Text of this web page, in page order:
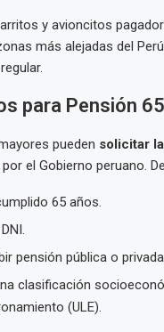
y avioncitos
más alejadas del
para Pensión 65
pueden solicitar
el Gobierno peruano.
65 años.
pensión pública o privada
clasificación
(ULE).